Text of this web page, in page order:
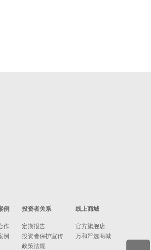
例
作
例
投资者关系
定期报告
投资者保护宣传
政策法规
线上商城
官方旗舰店
万和严选商城